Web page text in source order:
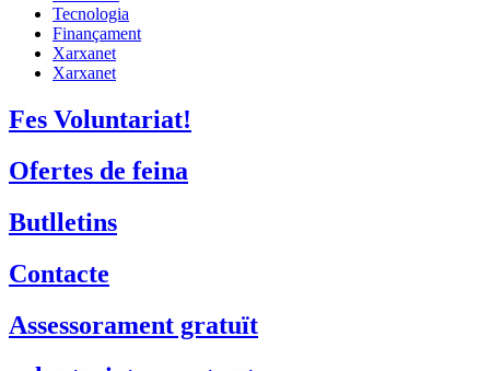
Tecnologia
Finançament
Xarxanet
Xarxanet
Fes Voluntariat!
Ofertes de feina
Butlletins
Contacte
Assessorament gratuït